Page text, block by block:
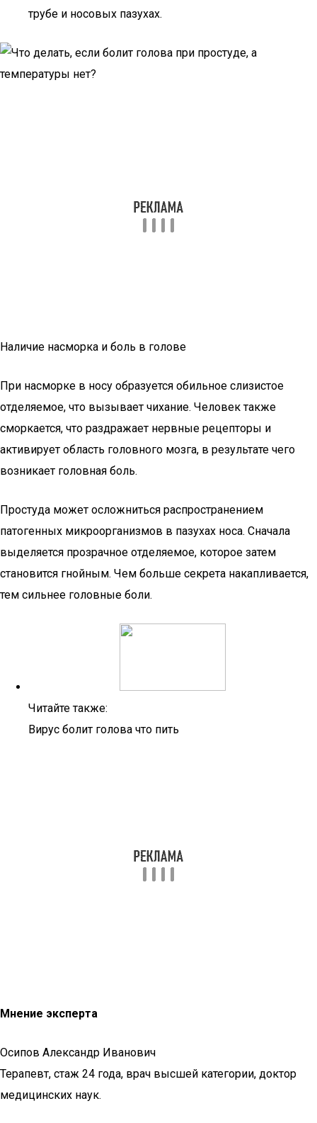
трубе и носовых пазухах.
Наличие насморка и боль в голове
При насморке в носу образуется обильное слизистое
отделяемое, что вызывает чихание. Человек также
сморкается, что раздражает нервные рецепторы и
активирует область головного мозга, в результате чего
возникает головная боль.
Простуда может осложниться распространением
патогенных микроорганизмов в пазухах носа. Сначала
выделяется прозрачное отделяемое, которое затем
становится гнойным. Чем больше секрета накапливается,
тем сильнее головные боли.
Читайте также:
Вирус болит голова что пить
Мнение эксперта
Осипов Александр Иванович
Терапевт, стаж 24 года, врач высшей категории, доктор
медицинских наук.